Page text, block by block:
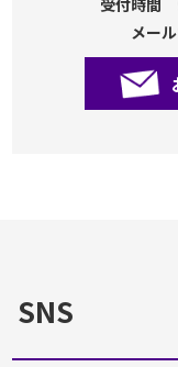
受付時間
メー
SNS